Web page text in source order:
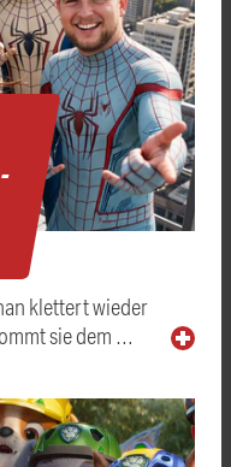
klettert wieder
sie dem …